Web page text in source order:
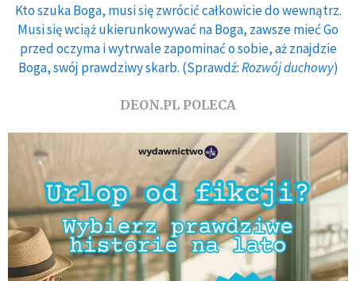
Kto szuka Boga, musi się zwrócić całkowicie do wewnątrz.
Musi się wciąż ukierunkowywać na Boga, zawsze mieć Go
przed oczyma i wytrwale zapominać o sobie, aż znajdzie
Boga, swój prawdziwy skarb. (Sprawdź:Rozwój duchowy)
DEON.PL POLECA